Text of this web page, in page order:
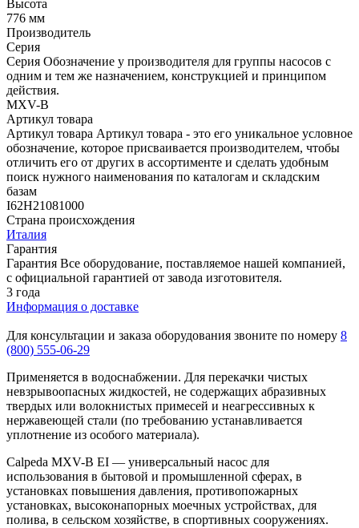
Высота
776 мм
Производитель
Серия
Серия Обозначение у производителя для группы насосов с
одним и тем же назначением, конструкцией и принципом
действия.
MXV-B
Артикул товара
Артикул товара Артикул товара - это его уникальное условное
обозначение, которое присваивается производителем, чтобы
отличить его от других в ассортименте и сделать удобным
поиск нужного наименования по каталогам и складским
базам
I62H21081000
Страна происхождения
Италия
Гарантия
Гарантия Все оборудование, поставляемое нашей компанией,
с официальной гарантией от завода изготовителя.
3 года
Информация о доставке
Для консультации и заказа оборудования звоните по номеру 8
(800) 555-06-29
Применяется в водоснабжении. Для перекачки чистых
невзрывоопасных жидкостей, не содержащих абразивных
твердых или волокнистых примесей и неагрессивных к
нержавеющей стали (по требованию устанавливается
уплотнение из особого материала).
Calpeda MXV-B EI — универсальный насос для
использования в бытовой и промышленной сферах, в
установках повышения давления, противопожарных
установках, высоконапорных моечных устройствах, для
полива, в сельском хозяйстве, в спортивных сооружениях.